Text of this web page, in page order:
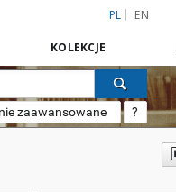
PL EN
KOLEKCJE
zaawansowane ?